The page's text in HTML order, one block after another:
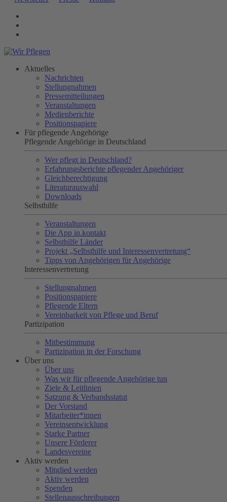
Aktuelles
Nachrichten
Stellungnahmen
Pressemitteilungen
Veranstaltungen
Medienberichte
Positionspapiere
Für pflegende Angehörige
Pflegende Angehörige in Deutschland
Wer pflegt in Deutschland?
Erfahrungsberichte pflegender Angehöriger
Gleichberechtigung
Literaturauswahl
Downloads
Selbsthilfe
Veranstaltungen
Die App in.kontakt
Selbsthilfe Länder
Projekt „Selbsthilfe und Interessenvertretung“
Tipps von Angehörigen für Angehörige
Interessenvertretung
Stellungnahmen
Positionspapiere
Pflegende Eltern
Vereinbarkeit von Pflege und Beruf
Partizipation
Mitbestimmung
Partizipation in der Forschung
Über uns
Über uns
Was wir für pflegende Angehörige tun
Ziele & Leitlinien
Satzung & Verbandsstatut
Der Vorstand
Mitarbeiter*innen
Vereinsentwicklung
Starke Partner
Unsere Förderer
Landesvereine
Aktiv werden
Mitglied werden
Aktiv werden
Spenden
Stellenausschreibungen